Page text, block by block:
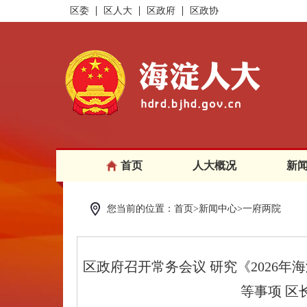
区委 区人大 区政府 区政协
首页 人大概况 新
您当前的位置：首页>新闻中心>一府两院
区政府召开常务会议 研究《2026年
等事项 区